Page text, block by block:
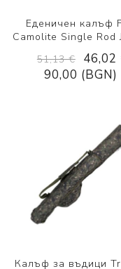
Еденичен калъф
Camolite Single Rod
51,13 €
46,02
90,00 (BGN)
Калъф за въдици